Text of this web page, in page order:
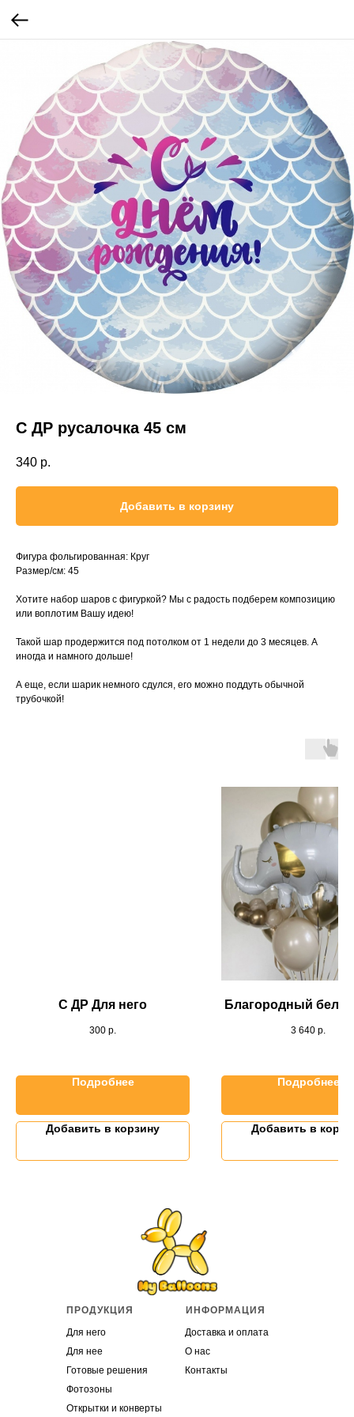
С ДР русалочка 45 см
340 р.
Добавить в корзину
Фигура фольгированная: Круг
Размер/см: 45
Хотите набор шаров с фигуркой? Мы с радость подберем композицию
или воплотим Вашу идею!
Такой шар продержится под потолком от 1 недели до 3 месяцев. А
иногда и намного дольше!
А еще, если шарик немного сдулся, его можно поддуть обычной
трубочкой!
С ДР Для него
300 р.
Подробнее
Добавить в корзину
Благородный
3 640 р.
Подробнее
Добавить в
ПРОДУКЦИЯ
Для него
Для нее
Готовые решения
Фотозоны
Открытки и конверты
ИНФОРМАЦИЯ
Доставка и оплата
О нас
Контакты